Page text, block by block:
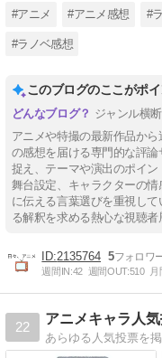
#アニメ #アニメ感想 #
#ラノベ感想
このブログのここがポ
ジャンル横
アニメや特撮の最新作品か
の感想を届ける専門的な評
捉え、テーマや演出のポイ
舞台設定、キャラクターの
に伝える言葉選びを重視し
る解釈を求める熱心な視聴者
2135764 5
週間IN:42 週間OUT:510
22
アニメキャラ人
あらゆる人気投票を